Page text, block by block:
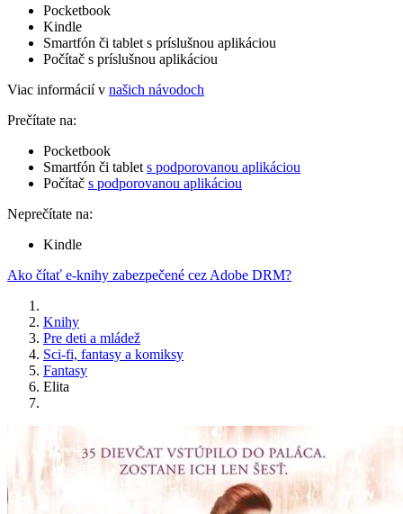
Pocketbook
Kindle
Smartfón či tablet s príslušnou aplikáciou
Počítač s príslušnou aplikáciou
Viac informácií v našich návodoch
Prečítate na:
Pocketbook
Smartfón či tablet s podporovanou aplikáciou
Počítač s podporovanou aplikáciou
Neprečítate na:
Kindle
Ako čítať e-knihy zabezpečené cez Adobe DRM?
Knihy
Pre deti a mládež
Sci-fi, fantasy a komiksy
Fantasy
Elita